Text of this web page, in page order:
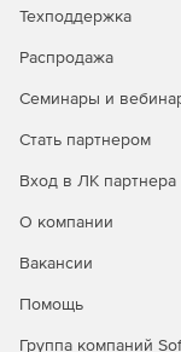
данных.
Полностью
подсетям.
Доработан
добавлен
Расширенные
Техподдержка
Распродажа
Семинары и
Стать партнером
Вход в ЛК партнера
О компании
Вакансии
Помощь
Группа компаний